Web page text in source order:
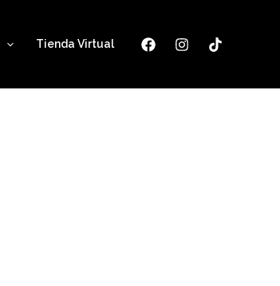
Tienda Virtual